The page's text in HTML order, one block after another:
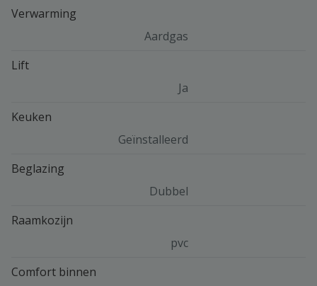
Verwarming
Aardgas
Lift
Ja
Keuken
Geïnstalleerd
Beglazing
Dubbel
Raamkozijn
pvc
Comfort binnen